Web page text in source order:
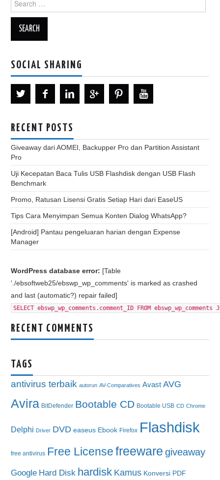
for:
SOCIAL SHARING
RECENT POSTS
Giveaway dari AOMEI, Backupper Pro dan Partition Assistant
Pro
Uji Kecepatan Baca Tulis USB Flashdisk dengan USB Flash
Benchmark
Promo, Ratusan Lisensi Gratis Setiap Hari dari EaseUS
Tips Cara Menyimpan Semua Konten Dialog WhatsApp?
[Android] Pantau pengeluaran harian dengan Expense
Manager
WordPress database error: [Table
'./ebsoftweb25/ebswp_wp_comments' is marked as crashed
and last (automatic?) repair failed]
SELECT ebswp_wp_comments.comment_ID FROM
RECENT COMMENTS
TAGS
antivirus terbaik autorun AV-Comparatives Avast AVG
Avira BitDefender Bootable CD Bootable USB CD Chrome
Delphi Driver DVD easeus Ebook Firefox Flashdisk
free antivirus Free License freeware giveaway
Google Hard Disk hardisk Kamus Konversi PDF